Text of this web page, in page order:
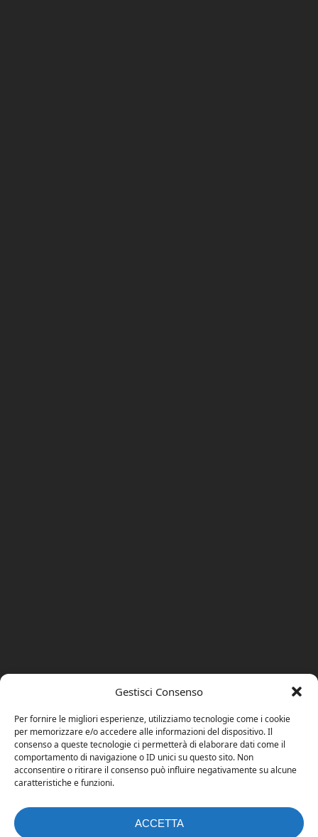
Gestisci Consenso
Per fornire le migliori esperienze, utilizziamo tecnologie come i cookie
per memorizzare e/o accedere alle informazioni del dispositivo. Il
consenso a queste tecnologie ci permetterà di elaborare dati come il
comportamento di navigazione o ID unici su questo sito. Non
acconsentire o ritirare il consenso può influire negativamente su alcune
caratteristiche e funzioni.
ACCETTA